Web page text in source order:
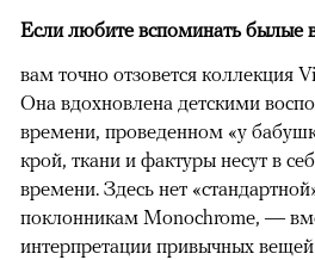
Если любите вспоминать былые
вам точно отзовется коллекция
Она вдохновлена детскими
времени, проведенном «у
крой, ткани и фактуры несут в
времени. Здесь нет
поклонникам Monochrome, —
интерпретации привычных